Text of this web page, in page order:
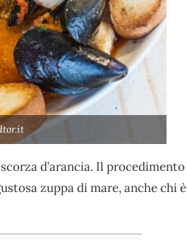
d’arancia. Il procedimento
zuppa di mare, anche chi è